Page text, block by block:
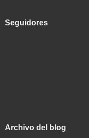
Seguidores
Archivo del blog